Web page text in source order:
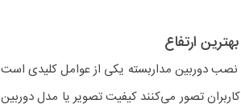
ارتفاع
نصب دوربین مداربسته یکی از عوامل کلیدی است
تصور می‌کنند کیفیت تصویر یا مدل دوربین